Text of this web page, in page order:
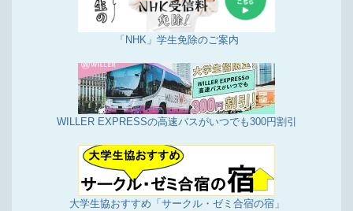
「NHK」学生免除のご案内
WILLER EXPRESSの高速バスがいつでも300円割引
大学生協おすすめ「サークル・ゼミ合宿の宿」